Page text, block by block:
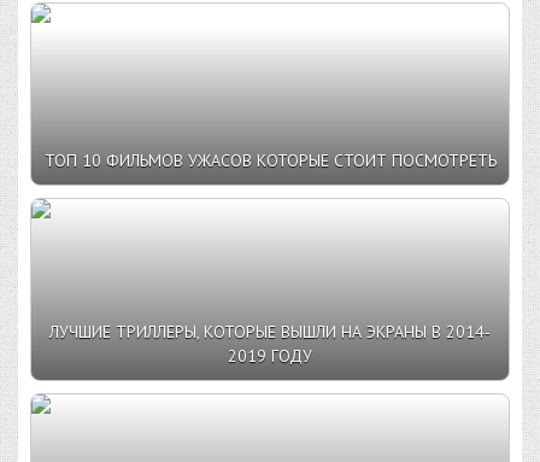
ТОП 10 ФИЛЬМОВ УЖАСОВ КОТОРЫЕ СТОИТ ПОСМОТРЕТЬ
ЛУЧШИЕ ТРИЛЛЕРЫ, КОТОРЫЕ ВЫШЛИ НА ЭКРАНЫ В 2014-
2019 ГОДУ